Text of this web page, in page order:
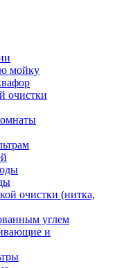
мойку
очистки
очистки (нитка,
углем
и